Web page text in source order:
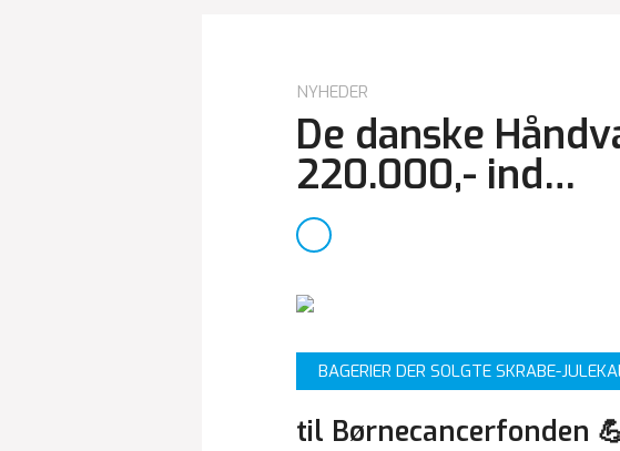
NYHEDER
De danske
220.000,- ind…
BAGERIER DER SOLGTE SKRABE-
til Børnecancerfonden